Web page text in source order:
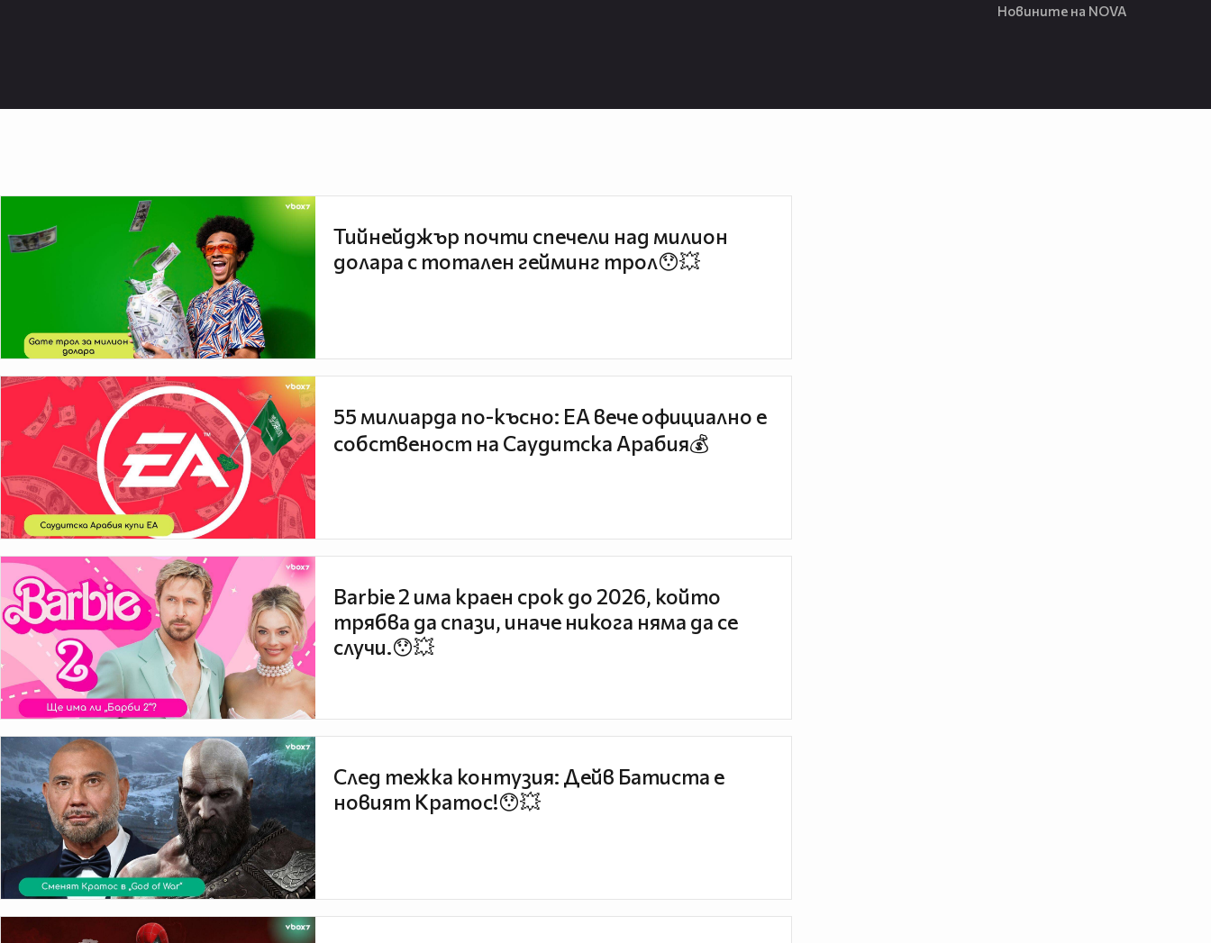
Новините на NOVA
Тийнейджър почти спечели над милион
долара с тотален гейминг трол😯💥
55 милиарда по-късно: EA вече официално е
собственост на Саудитска Арабия💰
Barbie 2 има краен срок до 2026, който
трябва да спази, иначе никога няма да се
случи.😯💥
След тежка контузия: Дейв Батиста е
новият Кратос!😯💥